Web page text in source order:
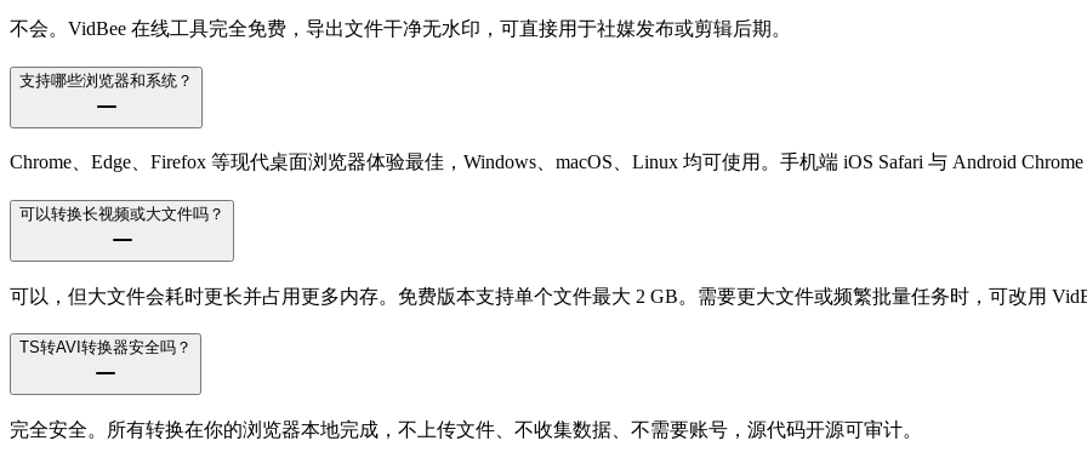
不会。VidBee 在线工具完全免费，导出文件干净无水印，可直接用于社媒发布或剪辑后期。
支持哪些浏览器和系统？
Chrome、Edge、Firefox 等现代桌面浏览器体验最佳，Windows、macOS、Linux 均可使用。手机端 iOS Safari 与 Android
可以转换长视频或大文件吗？
可以，但大文件会耗时更长并占用更多内存。免费版本支持单个文件最大 2 GB。需要更大文件或频繁批量任务时，可改用
TS转AVI转换器安全吗？
完全安全。所有转换在你的浏览器本地完成，不上传文件、不收集数据、不需要账号，源代码开源可审计。